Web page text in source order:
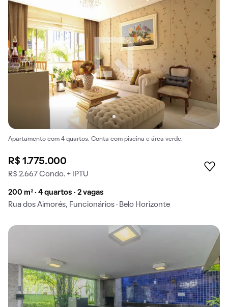
Apartamento com 4 quartos. Conta com piscina e área verde.
R$ 1.775.000
R$ 2.667 Condo. + IPTU
200 m² · 4 quartos · 2 vagas
Rua dos Aimorés, Funcionários · Belo Horizonte